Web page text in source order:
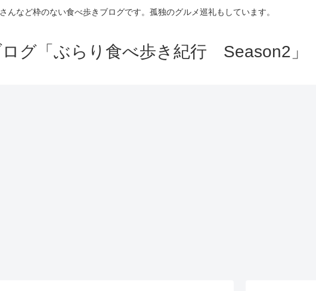
んなど枠のない食べ歩きブログです。孤独のグルメ巡礼もしています。
グ「ぶらり食べ歩き紀行 Season2」